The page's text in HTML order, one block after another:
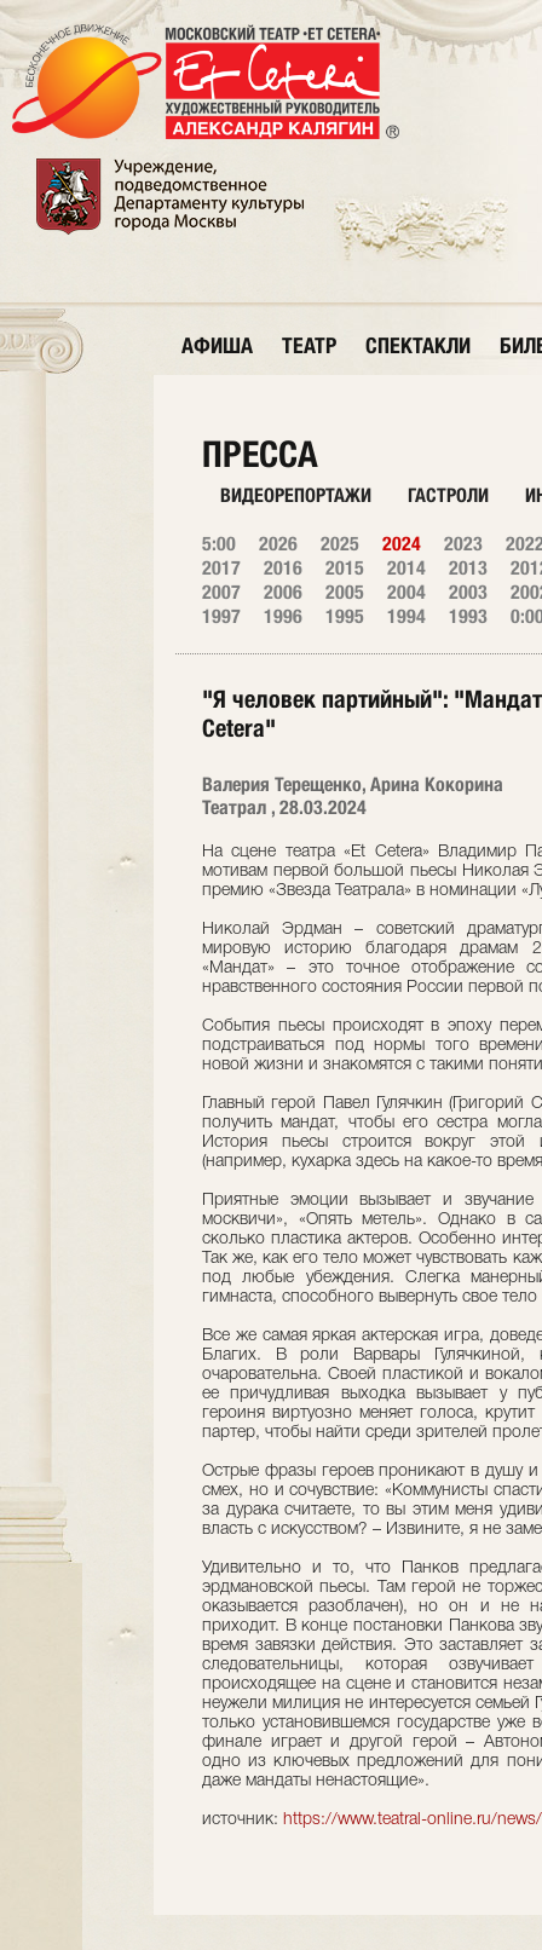
АФИША ТЕАТР СПЕКТАКЛИ
ПРЕССА
ВИДЕОРЕПОРТАЖИ ГАСТРОЛИ
5:00 2026 2025 2024 2023
2017
2016 2015 2014 2013
2007
2006 2005 2004 2003
1997
1996 1995 1994 1993
"Я человек партийный":
Cetera"
Валерия Терещенко, Арина Кокорина
Театрал , 28.03.2024
На сцене театра «Et Cetera» Владимир
мотивам первой большой пьесы Николая
премию «Звезда Театрала» в номинации
Николай Эрдман – советский
мировую историю благодаря драмам
«Мандат» – это точное отображение
нравственного состояния России первой
События пьесы происходят в эпоху
подстраиваться под нормы того
новой жизни и знакомятся с такими
Главный герой Павел Гулячкин
получить мандат, чтобы его сестра
История пьесы строится вокруг
(например, кухарка здесь на какое-то
Приятные эмоции вызывает и
москвичи», «Опять метель». Однако в
сколько пластика актеров. Особенно
Так же, как его тело может чувствовать
под любые убеждения. Слегка
гимнаста, способного вывернуть свое
Все же самая яркая актерская игра,
Благих. В роли Варвары Гулячкиной,
очаровательна. Своей пластикой и
ее причудливая выходка вызывает у
героиня виртуозно меняет голоса,
партер, чтобы найти среди зрителей
Острые фразы героев проникают в душу
смех, но и сочувствие: «Коммунисты
за дурака считаете, то вы этим меня
власть с искусством? – Извините, я не
Удивительно и то, что Панков
эрдмановской пьесы. Там герой не
оказывается разоблачен), но он и
приходит. В конце постановки Панкова
время завязки действия. Это заставляет
следовательницы, которая
происходящее на сцене и становится
неужели милиция не интересуется
только установившемся государстве
финале играет и другой герой –
одно из ключевых предложений для
даже мандаты ненастоящие».
источник: https://www.teatral-online.ru/